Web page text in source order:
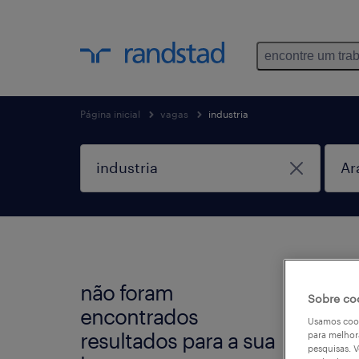
encontre um
Página inicial vagas industria
não foram
encontrados
resultados para a sua
Não
Sobre
Usamos
para
pesquisas.